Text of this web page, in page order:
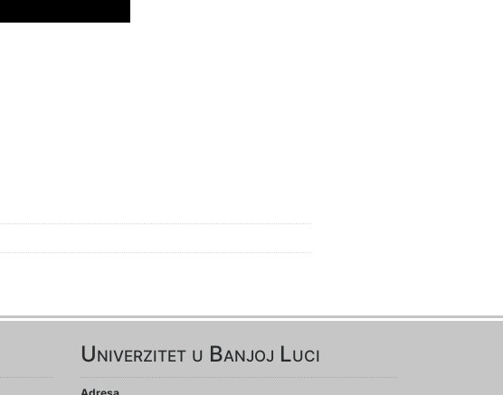
Univerzitet u Banjoj Luci